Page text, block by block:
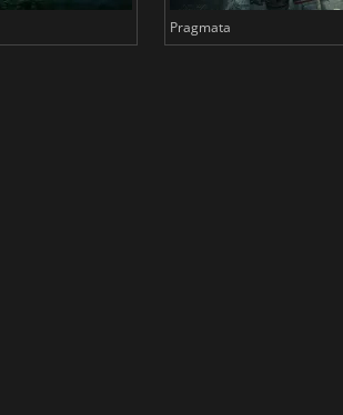
Pragmata